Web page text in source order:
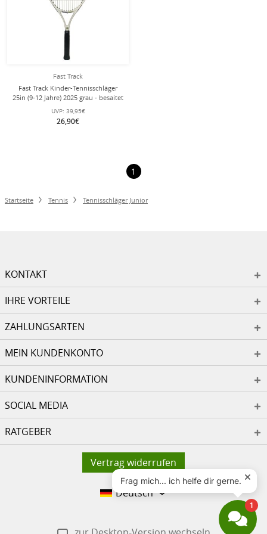
Fast Track
Fast Track Kinder-Tennisschläger
25in (9-12 Jahre) 2025 grau - besaitet
-
UVP: 39,95€
26,90€
1
Startseite Tennis Tennisschläger Junior
KONTAKT
IHRE VORTEILE
ZAHLUNGSARTEN
MEIN KUNDENKONTO
KUNDENINFORMATION
SOCIAL MEDIA
RATGEBER
Vertrag widerrufen
Deutsch